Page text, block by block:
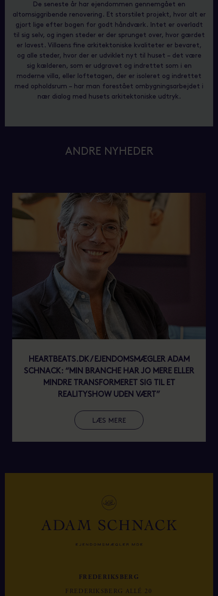
De seneste år har ejendommen gennemgået en
altomsiggribende renovering. Et storstilet projekt, hvor alt er
gjort lige efter bogen for godt håndværk. Intet er overladt
til sig selv, og ingen steder er der sprunget over, hvor gærdet
er lavest. Villaens fine arkitektoniske kvaliteter er bevaret,
og alle steder, hvor der er udviklet nyt til huset – det være
sig kælderen, som er udgravet og indrettet som i en
moderne villa, eller loftetagen, der er isoleret og indrettet
med opholdsrum – har man forestået ombygningsarbejdet i
nær dialog med husets arkitektoniske udtryk.
ANDRE NYHEDER
HEARTBEATS.DK / EJENDOMSMÆGLER ADAM
SCHNACK: “MIN BRANCHE HAR JO MERE ELLER
MINDRE TRANSFORMERET SIG TIL ET
REALITYSHOW UDEN VÆRT”
LÆS MERE
FREDERIKSBERG
FREDERIKSBERG ALLÉ 20